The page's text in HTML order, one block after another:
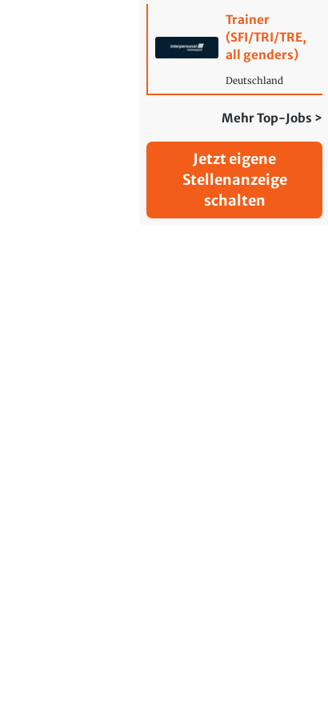
Trainer
(SFI/TRI/TRE,
all genders)
Deutschland
Mehr Top-Jobs >
Jetzt eigene
Stellenanzeige
schalten